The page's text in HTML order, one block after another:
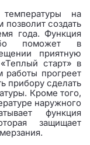
на
создать
года. Функция
поможет в
приятную
старт» в
работы прогреет
прибору сделать
Кроме того,
наружного
функция
защищает